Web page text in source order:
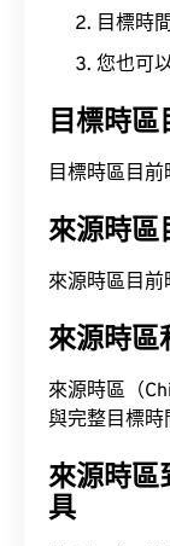
目標時
您也可
目標時區
目標時區目
來源時區
來源時區目
來源時區
來源時區（
與完整目標時
來源時區
具